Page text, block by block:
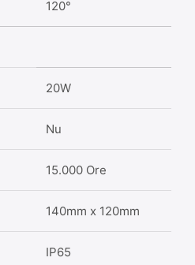
120°
20W
Nu
15.000 Ore
140mm x 120mm
IP65